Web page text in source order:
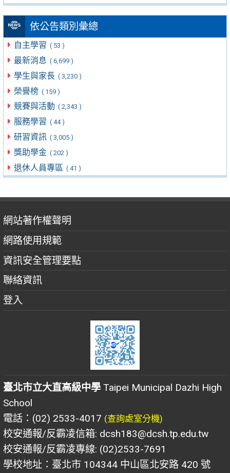
依公告類別彙總
自主學習 ( 53 )
最新消息 ( 6,699 )
學生與家長 ( 3,230 )
榮譽榜 ( 159 )
競賽與活動 ( 2,343 )
服務學習 ( 44 )
研習資訊 ( 3,005 )
獎助學金 ( 202 )
退休人員專區 ( 41 )
網站著作權聲明
網路使用規範
資訊安全管理要點
聯絡資訊
登入
臺北市立大直高級中學 Taipei Municipal Dazhi High
School
電話：(02) 2533-4017 (查詢處室分機)
校安通報/反霸凌信箱: dcsh183@dcsh.tp.edu.tw
校安通報/反霸凌專線: (02)2533-7691
學校地址：臺北市 104344 中山區北安路 420 號